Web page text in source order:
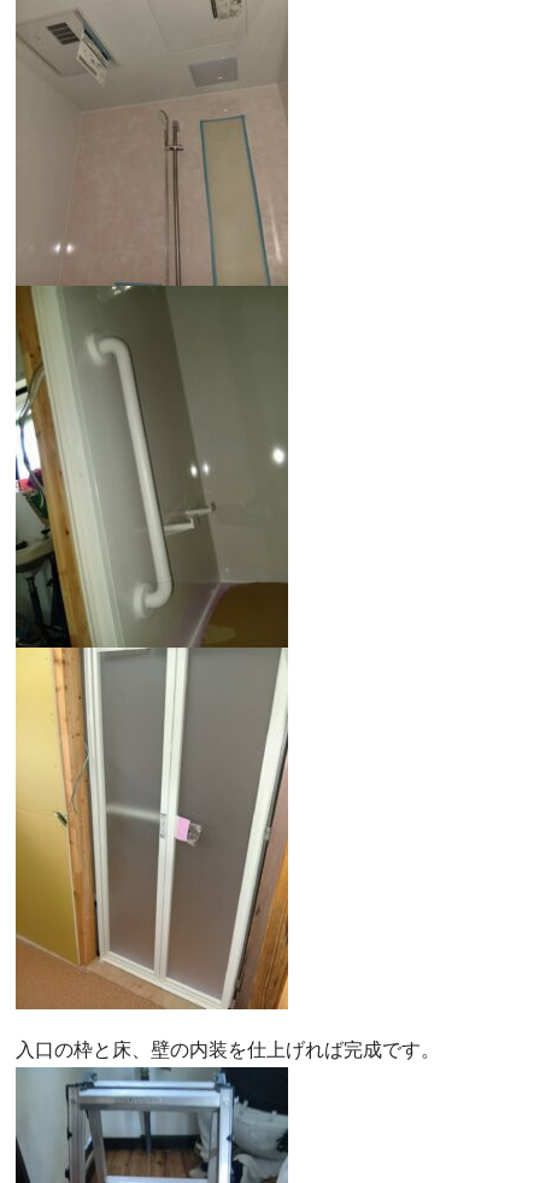
入口の枠と床、壁の内装を仕上げれば完成です。